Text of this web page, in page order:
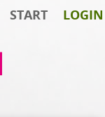
START LOGIN